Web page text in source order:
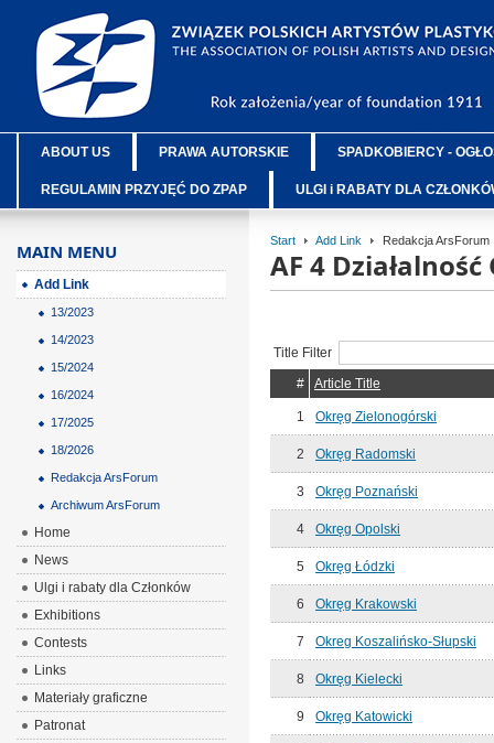
ABOUT US PRAWA AUTORSKIE SPADKOBIERCY -
REGULAMIN PRZYJĘĆ DO ZPAP ULGI i RABATY DLA
Start Add Link Redakcja ArsForum
AF 4
Title Filter
#
Article Title
1 Okręg Zielonogórski
2 Okręg Radomski
3 Okręg Poznański
4 Okręg Opolski
5 Okręg Łódzki
6 Okręg Krakowski
7 Okreg Koszalińsko-Słupski
8 Okręg Kielecki
9 Okręg Katowicki
MAIN MENU
Add Link
13/2023
14/2023
15/2024
16/2024
17/2025
18/2026
Redakcja ArsForum
Archiwum ArsForum
Home
News
Ulgi i rabaty dla Członków
Exhibitions
Contests
Links
Materiały graficzne
Patronat